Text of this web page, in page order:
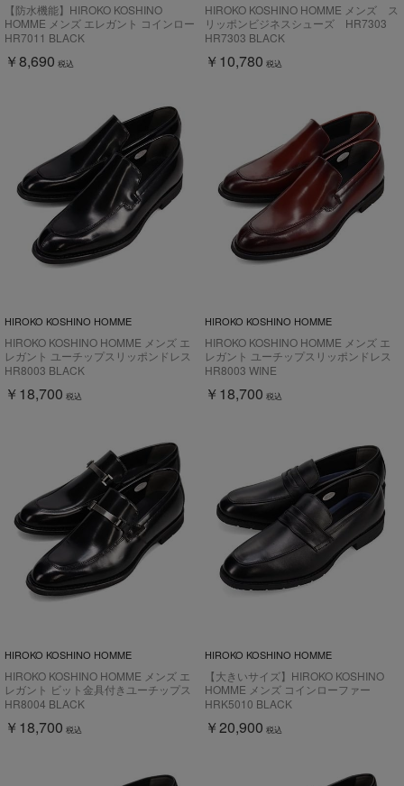
【防水機能】HIROKO KOSHINO
HOMME メンズ エレガント コインロー
ファー HR7011
HR7011 BLACK
￥8,690 税込
HIROKO KOSHINO HOMME メンズ ス
リッポンビジネスシューズ HR7303
HR7303 BLACK
￥10,780 税込
HIROKO KOSHINO HOMME
HIROKO KOSHINO HOMME メンズ エ
レガント ユーチップスリッポンドレス
シューズ HR8003
HR8003 BLACK
￥18,700 税込
HIROKO KOSHINO HOMME
HIROKO KOSHINO HOMME メンズ エ
レガント ユーチップスリッポンドレス
シューズ HR8003
HR8003 WINE
￥18,700 税込
HIROKO KOSHINO HOMME
HIROKO KOSHINO HOMME メンズ エ
レガント ビット金具付きユーチップス
リッポンドレスシューズ HR8004
HR8004 BLACK
￥18,700 税込
HIROKO KOSHINO HOMME
【大きいサイズ】HIROKO KOSHINO
HOMME メンズ コインローファー
HR5010
HRK5010 BLACK
￥20,900 税込